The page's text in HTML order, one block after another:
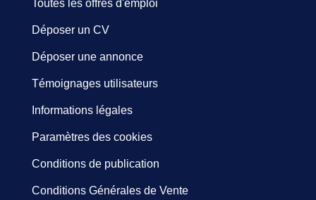
Toutes les offres d'emploi
Déposer un CV
Déposer une annonce
Témoignages utilisateurs
Informations légales
Paramètres des cookies
Conditions de publication
Conditions Générales de Vente